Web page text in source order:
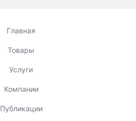
Главная
Товары
Услуги
Компании
Публикации